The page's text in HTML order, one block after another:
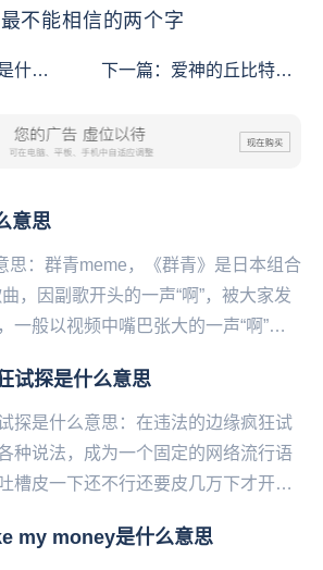
不能相信的两个字
什么
下一篇： 爱神的丘比特之
意思
思：群青meme，《群青》是日本组合
，因副歌开头的一声“啊”，被大家发
一般以视频中嘴巴张大的一声“啊”，
试探是什么意思
探是什么意思：在违法的边缘疯狂试
种说法，成为一个固定的网络流行语
槽皮一下还不行还要皮几万下才开
my money是什么意思